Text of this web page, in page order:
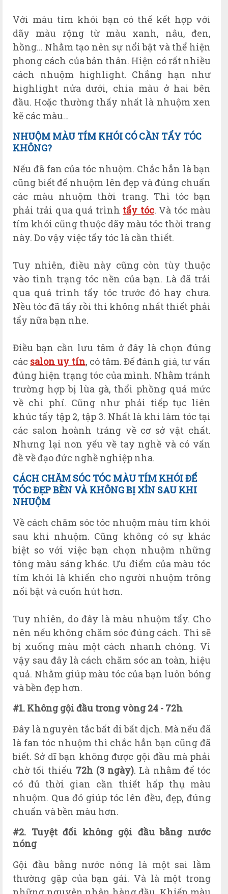
Với màu tím khói bạn có thể kết hợp với
dãy màu rộng từ màu xanh, nâu, đen,
hồng… Nhằm tạo nên sự nổi bật và thể hiện
phong cách của bản thân. Hiện có rất nhiều
cách nhuộm highlight. Chẳng hạn như
highlight nửa dưới, chia màu ở hai bên
đầu. Hoặc thường thấy nhất là nhuộm xen
kẽ các màu…
NHUỘM MÀU TÍM KHÓI CÓ CẦN TẨY TÓC
KHÔNG?
Nếu đã fan của tóc nhuộm. Chắc hẳn là bạn
cũng biết để nhuộm lên đẹp và đúng chuẩn
các màu nhuộm thời trang. Thì tóc bạn
phải trải qua quá trình tẩy tóc. Và tóc màu
tím khói cũng thuộc dãy màu tóc thời trang
này. Do vậy việc tẩy tóc là cần thiết.
Tuy nhiên, điều này cũng còn tùy thuộc
vào tình trạng tóc nền của bạn. Là đã trải
qua quá trình tẩy tóc trước đó hay chưa.
Nều tóc đã tẩy rồi thì không nhất thiết phải
tẩy nữa bạn nhe.
Điều bạn cần lưu tâm ở đây là chọn đúng
các salon uy tín, có tâm. Để đánh giá, tư vấn
đúng hiện trạng tóc của mình. Nhằm tránh
trường hợp bị lùa gà, thổi phồng quá mức
về chi phí. Cũng như phải tiếp tục liên
khúc tẩy tập 2, tập 3. Nhất là khi làm tóc tại
các salon hoành tráng về cơ sở vật chất.
Nhưng lại non yếu về tay nghề và có vấn
đề về đạo đức nghề nghiệp nha.
CÁCH CHĂM SÓC TÓC MÀU TÍM KHÓI ĐỂ
TÓC ĐẸP BỀN VÀ KHÔNG BỊ XỈN SAU KHI
NHUỘM
Về cách chăm sóc tóc nhuộm màu tím khói
sau khi nhuộm. Cũng không có sự khác
biệt so với việc bạn chọn nhuộm những
tông màu sáng khác. Ưu điểm của màu tóc
tím khói là khiến cho người nhuộm trông
nổi bật và cuốn hút hơn.
Tuy nhiên, do đây là màu nhuộm tẩy. Cho
nên nếu không chăm sóc đúng cách. Thì sẽ
bị xuống màu một cách nhanh chóng. Vì
vậy sau đây là cách chăm sóc an toàn, hiệu
quả. Nhằm giúp màu tóc của bạn luôn bóng
và bền đẹp hơn.
#1. Không gội đầu trong vòng 24 - 72h
Đây là nguyên tắc bất di bất dịch. Mà nếu đã
là fan tóc nhuộm thì chắc hẳn bạn cũng đã
biết. Sở dĩ bạn không được gội đầu mà phải
chờ tối thiểu 72h (3 ngày). Là nhằm để tóc
có đủ thời gian cần thiết hấp thụ màu
nhuộm. Qua đó giúp tóc lên đều, đẹp, đúng
chuẩn và bền màu hơn.
#2. Tuyệt đối không gội đầu bằng nước
nóng
Gội đầu bằng nước nóng là một sai lầm
thường gặp của bạn gái. Và là một trong